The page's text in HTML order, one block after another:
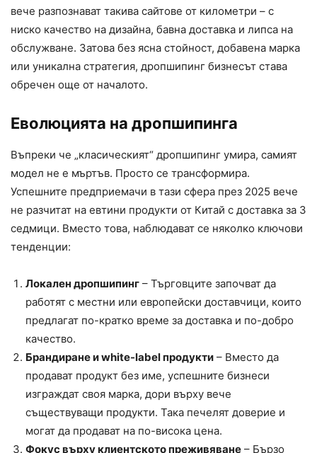
вече разпознават такива сайтове от километри – с
ниско качество на дизайна, бавна доставка и липса на
обслужване. Затова без ясна стойност, добавена марка
или уникална стратегия, дропшипинг бизнесът става
обречен още от началото.
Еволюцията на дропшипинга
Въпреки че „класическият“ дропшипинг умира, самият
модел не е мъртъв. Просто се трансформира.
Успешните предприемачи в тази сфера през 2025 вече
не разчитат на евтини продукти от Китай с доставка за 3
седмици. Вместо това, наблюдават се няколко ключови
тенденции:
Локален дропшипинг – Търговците започват да
работят с местни или европейски доставчици, които
предлагат по-кратко време за доставка и по-добро
качество.
Брандиране и white-label продукти – Вместо да
продават продукт без име, успешните бизнеси
изграждат своя марка, дори върху вече
съществуващи продукти. Така печелят доверие и
могат да продават на по-висока цена.
Фокус върху клиентското преживяване – Бързо